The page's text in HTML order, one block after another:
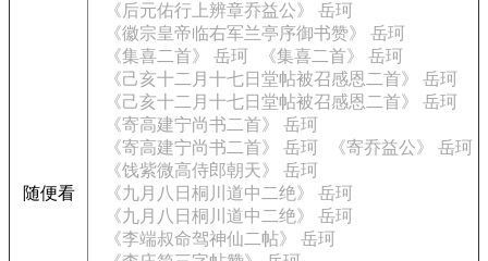
随便看
《后元佑行上辨章乔益公》 岳珂
《徽宗皇帝临右军兰亭序御书赞》 岳珂
《集喜二首》 岳珂
《集喜二首》 岳珂
《己亥十二月十七日堂帖被召感恩二首》 岳珂
《己亥十二月十七日堂帖被召感恩二首》 岳珂
《寄高建宁尚书二首》 岳珂
《寄高建宁尚书二首》 岳珂
《寄乔益公》 岳珂
《饯紫微高侍郎朝天》 岳珂
《九月八日桐川道中二绝》 岳珂
《九月八日桐川道中二绝》 岳珂
《李端叔命驾神仙二帖》 岳珂